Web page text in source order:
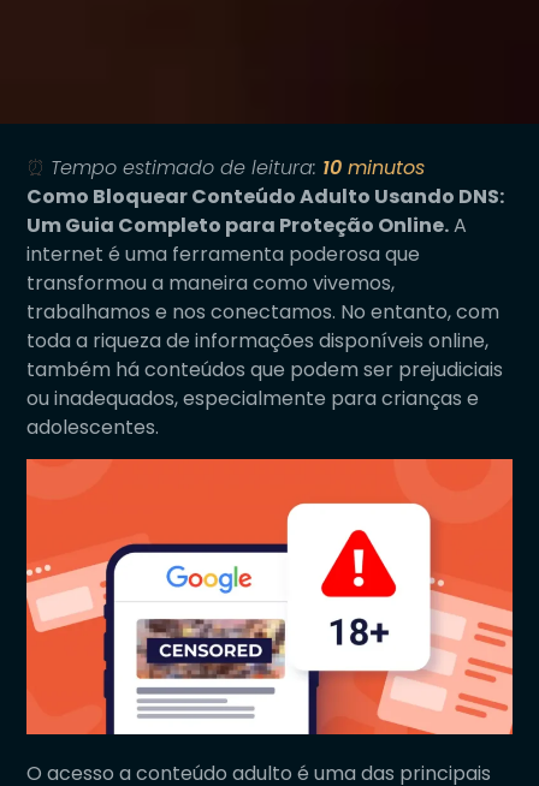
⏰ Tempo estimado de leitura: 10 minutos
Como Bloquear Conteúdo Adulto Usando DNS:
Um Guia Completo para Proteção Online.A
internet é uma ferramenta poderosa que
transformou a maneira como vivemos,
trabalhamos e nos conectamos. No entanto, com
toda a riqueza de informações disponíveis online,
também há conteúdos que podem ser prejudiciais
ou inadequados, especialmente para crianças e
adolescentes.
O acesso a conteúdo adulto é uma das principais